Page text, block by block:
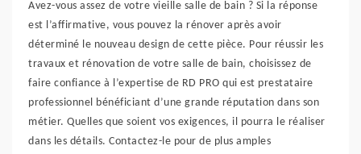
Avez-vous assez de votre vieille salle de bain ? Si la réponse
est l’affirmative, vous pouvez la rénover après avoir
déterminé le nouveau design de cette pièce. Pour réussir les
travaux et rénovation de votre salle de bain, choisissez de
faire confiance à l’expertise de RD PRO qui est prestataire
professionnel bénéficiant d’une grande réputation dans son
métier. Quelles que soient vos exigences, il pourra le réaliser
dans les détails. Contactez-le pour de plus amples